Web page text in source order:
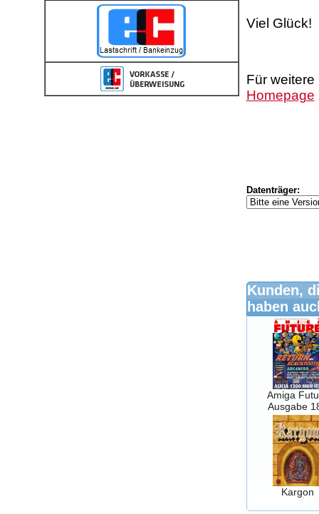
Viel Glück!
Für
Homepage
Datenträger:
Kunden,
haben
Amiga
Ausgabe
Kargon